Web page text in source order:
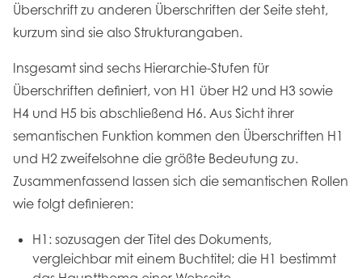
Überschrift zu anderen Überschriften der Seite steht,
kurzum sind sie also Strukturangaben.
Insgesamt sind sechs Hierarchie-Stufen für
Überschriften definiert, von H1 über H2 und H3 sowie
H4 und H5 bis abschließend H6. Aus Sicht ihrer
semantischen Funktion kommen den Überschriften H1
und H2 zweifelsohne die größte Bedeutung zu.
Zusammenfassend lassen sich die semantischen Rollen
wie folgt definieren:
H1: sozusagen der Titel des Dokuments,
vergleichbar mit einem Buchtitel; die H1 bestimmt